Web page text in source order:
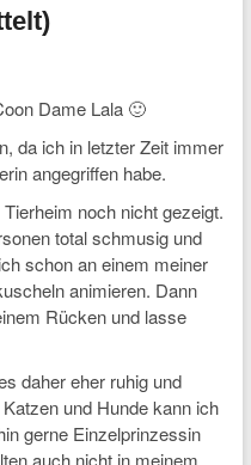
Dame Lala 🙂
da ich in letzter Zeit immer
angegriffen habe.
noch nicht gezeigt.
total schmusig und
schon an einem meiner
animieren. Dann
Rücken und lasse
daher eher ruhig und
und Hunde kann ich
gerne Einzelprinzessin
auch nicht in meinem